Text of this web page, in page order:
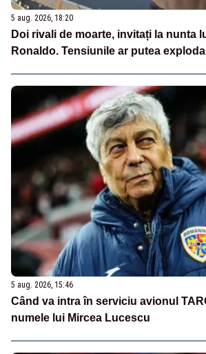
5 aug. 2026, 18:20
Doi rivali de moarte, invitați la nunta
Ronaldo. Tensiunile ar putea exploda
5 aug. 2026, 15:46
Când va intra în serviciu avionul
numele lui Mircea Lucescu